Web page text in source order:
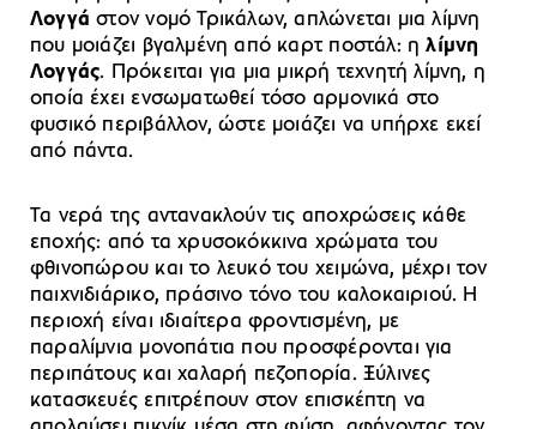
Λογγά στον νομό Τρικάλων, απλώνεται μια λίμνη
που μοιάζει βγαλμένη από καρτ ποστάλ: ηλίμνη
Λογγάς. Πρόκειται για μια μικρή τεχνητή λίμνη, η
οποία έχει ενσωματωθεί τόσο αρμονικά στο
φυσικό περιβάλλον, ώστε μοιάζει να υπήρχε εκεί
από πάντα.
Τα νερά της αντανακλούν τις αποχρώσεις κάθε
εποχής: από τα χρυσοκόκκινα χρώματα του
φθινοπώρου και το λευκό του χειμώνα, μέχρι τον
παιχνιδιάρικο, πράσινο τόνο του καλοκαιριού. Η
περιοχή είναι ιδιαίτερα φροντισμένη, με
παραλίμνια μονοπάτια που προσφέρονται για
περιπάτους και χαλαρή πεζοπορία. Ξύλινες
κατασκευές επιτρέπουν στον επισκέπτη να